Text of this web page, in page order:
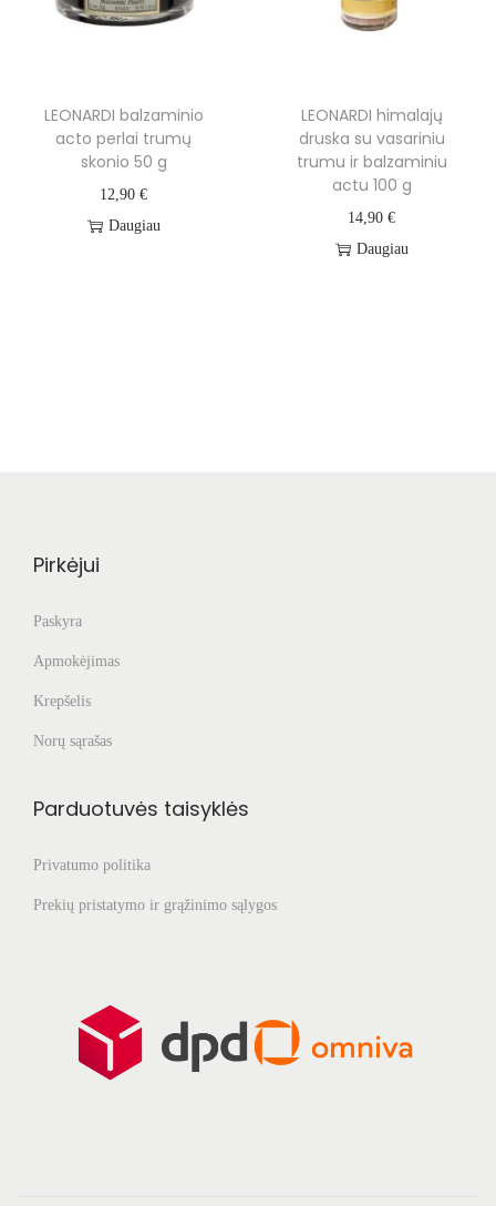
LEONARDI balzaminio
acto perlai trumų
skonio 50 g
12,90€
Daugiau
LEONARDI himalajų
druska su vasariniu
trumu ir balzaminiu
actu 100 g
14,90€
Daugiau
Pirkėjui
Paskyra
Apmokėjimas
Krepšelis
Norų sąrašas
Parduotuvės taisyklės
Privatumo politika
Prekių pristatymo ir grąžinimo sąlygos